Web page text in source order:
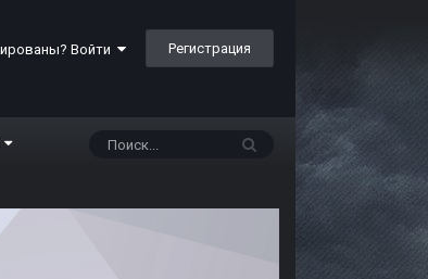
Войти Регистрация